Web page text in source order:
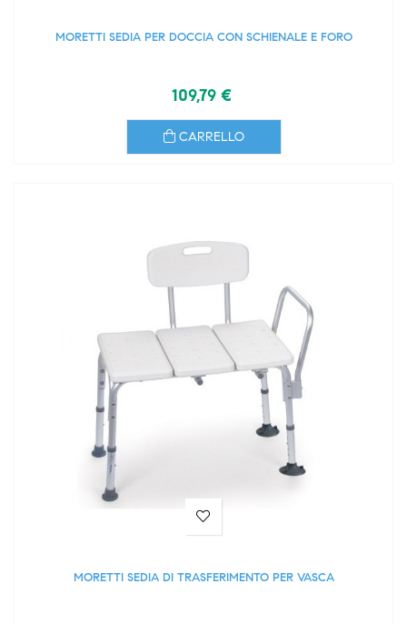
MORETTI SEDIA PER DOCCIA CON SCHIENALE E FORO
109,79 €
CARRELLO
MORETTI SEDIA DI TRASFERIMENTO PER VASCA